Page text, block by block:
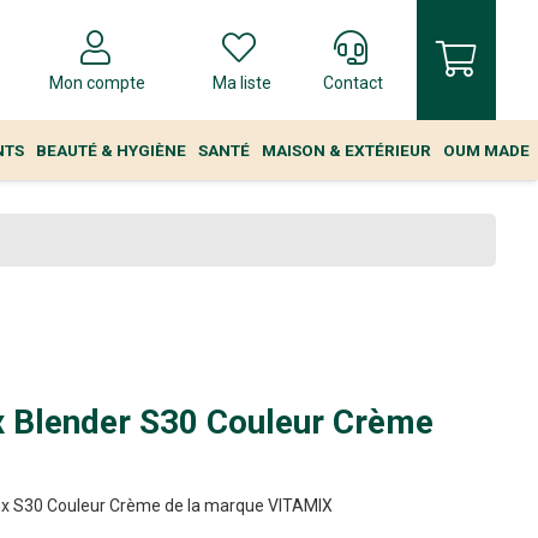
Mon compte Ma liste Contact
BEAUTÉ & HYGIÈNE SANTÉ MAISON & EXTÉRIEUR OUM MADE
S30 Couleur Crème
S30 Couleur Crème de la marque VITAMIX